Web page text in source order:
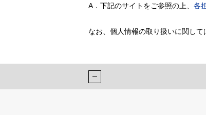
A．下記のサイトをご参照の上、 各
なお、個人情報の取り扱いに関して